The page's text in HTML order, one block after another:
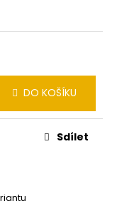
DO KOŠÍKU
Sdílet